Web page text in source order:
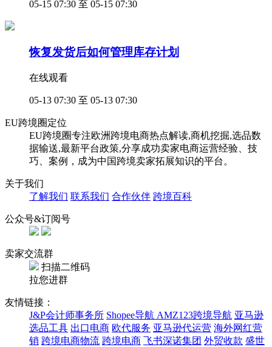
05-15 07:30 至 05-15 07:30
恢复发货后如何管理库存计划
在线观看
05-13 07:30 至 05-13 07:30
EU跨境圈定位
EU跨境圈专注欧洲跨境电商热点解读,商机挖掘,选品数
据输送,最新平台政策,分享成功卖家电商运营经验、技
巧、案例，成为中国跨境卖家拓展知识的平台。
关于我们
了解我们 联系我们 合作伙伴 跨境百科
公众号&订阅号
卖家交流群
扫描二维码
拉您进群
友情链接：
J&P会计师事务所 Shopee导航 AMZ123跨境导航 亚马逊
选品工具 出口电商 欧代服务 亚马逊代运营 海外网红营
销 跨境电商物流 跨境电商 飞书深诺集团 外贸收款 盛世